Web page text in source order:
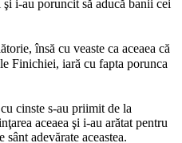
i-au poruncit să aducă banii cei
însă cu veaste ca aceaea că
Finichiei, iară cu fapta porunca
cinste s-au priimit de la
aceaea şi i-au arătat pentru
adevărate aceastea.